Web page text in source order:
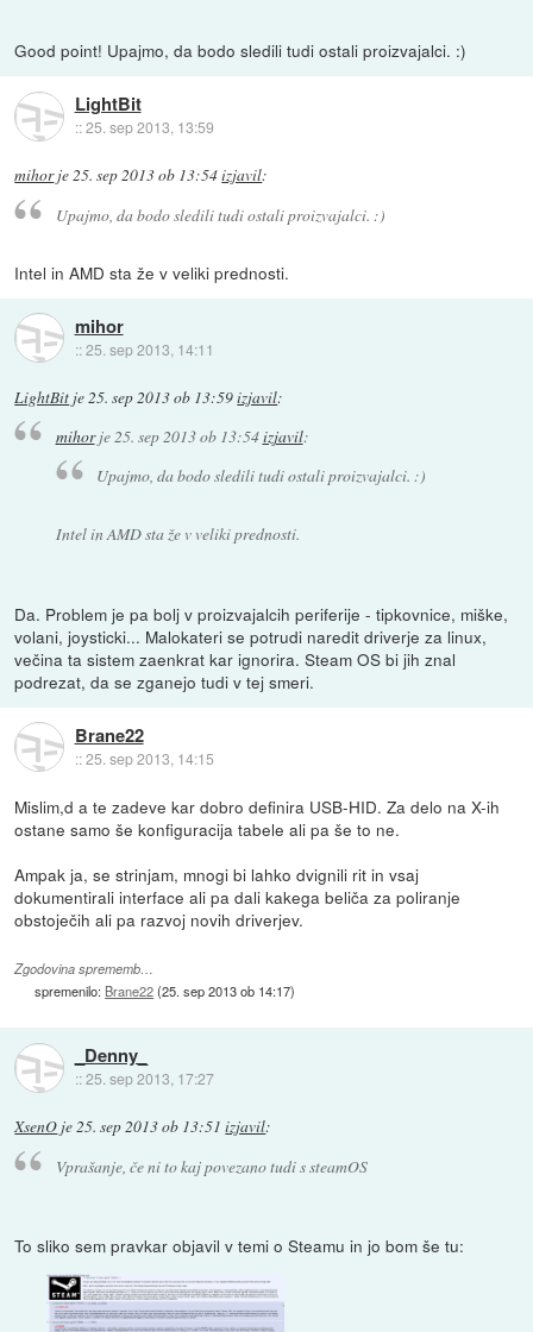
Good point! Upajmo, da bodo sledili tudi ostali proizvajalci. :)
LightBit
::25. sep 2013, 13:59
mihorje25. sep 2013 ob 13:54izjavil:
Upajmo, da bodo sledili tudi ostali proizvajalci. :)
Intel in AMD sta že v veliki prednosti.
mihor
::25. sep 2013, 14:11
LightBit je25. sep 2013 ob 13:59izjavil:
mihorje25. sep 2013 ob 13:54izjavil:
Upajmo, da bodo sledili tudi ostali proizvajalci. :)
Intel in AMD sta že v veliki prednosti.
Da. Problem je pa bolj v proizvajalcih periferije - tipkovnice, miške,
volani, joysticki... Malokateri se potrudi naredit driverje za linux,
večina ta sistem zaenkrat kar ignorira. Steam OS bi jih znal
podrezat, da se zganejo tudi v tej smeri.
Brane22
::25. sep 2013, 14:15
Mislim,d a te zadeve kar dobro definira USB-HID. Za delo na X-ih
ostane samo še konfiguracija tabele ali pa še to ne.
Ampak ja, se strinjam, mnogi bi lahko dvignili rit in vsaj
dokumentirali interface ali pa dali kakega beliča za poliranje
obstoječih ali pa razvoj novih driverjev.
Zgodovina sprememb…
spremenilo: Brane22(25. sep 2013 ob 14:17)
_Denny_
::25. sep 2013, 17:27
XsenO je25. sep 2013 ob 13:51 izjavil:
Vprašanje, če ni to kaj povezano tudi s steamOS
To sliko sem pravkar objavil v temi o Steamu in jo bom še tu: